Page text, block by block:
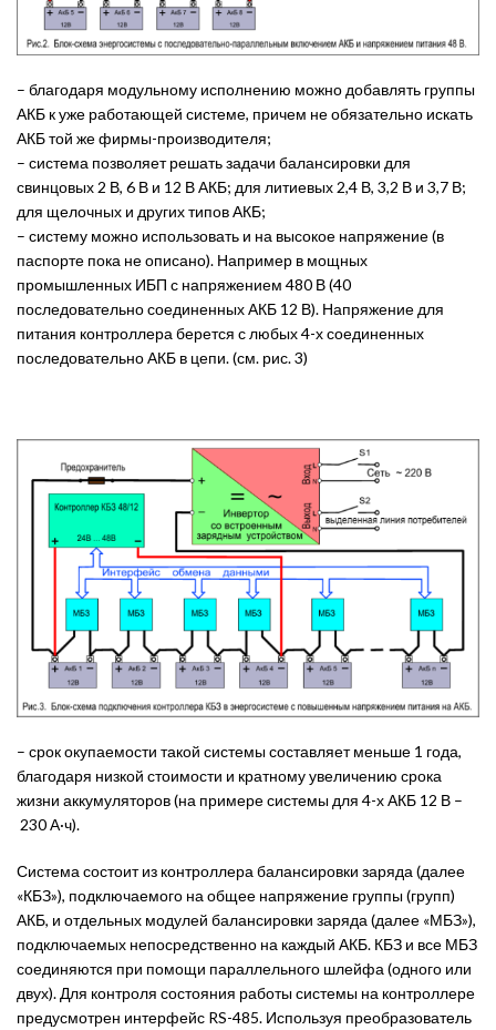
– благодаря модульному исполнению можно добавлять группы
АКБ к уже работающей системе, причем не обязательно искать
АКБ той же фирмы-производителя;
– система позволяет решать задачи балансировки для
свинцовых 2 В, 6 В и 12 В АКБ; для литиевых 2,4 В, 3,2 В и 3,7 В;
для щелочных и других типов АКБ;
– систему можно использовать и на высокое напряжение (в
паспорте пока не описано). Например в мощных
промышленных ИБП с напряжением 480 В (40
последовательно соединенных АКБ 12 В). Напряжение для
питания контроллера берется с любых 4-х соединенных
последовательно АКБ в цепи. (см. рис. 3)
– срок окупаемости такой системы составляет меньше 1 года,
благодаря низкой стоимости и кратному увеличению срока
жизни аккумуляторов (на примере системы для 4-х АКБ 12 В –
230 А·ч).
Система состоит из контроллера балансировки заряда (далее
«КБЗ»), подключаемого на общее напряжение группы (групп)
АКБ, и отдельных модулей балансировки заряда (далее «МБЗ»),
подключаемых непосредственно на каждый АКБ. КБЗ и все МБЗ
соединяются при помощи параллельного шлейфа (одного или
двух). Для контроля состояния работы системы на контроллере
предусмотрен интерфейс RS-485. Используя преобразователь